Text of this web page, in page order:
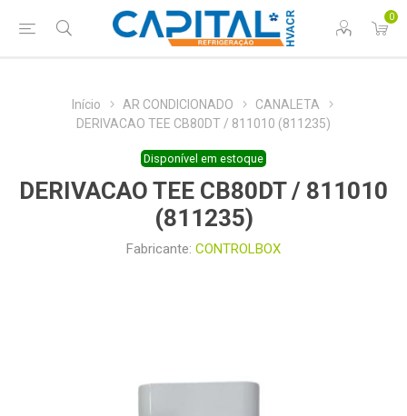
0
Início AR CONDICIONADO
CANALETA
DERIVACAO TEE CB80DT / 811010 (811235)
Disponível em estoque
DERIVACAO TEE CB80DT / 811010
(811235)
Fabricante: CONTROLBOX